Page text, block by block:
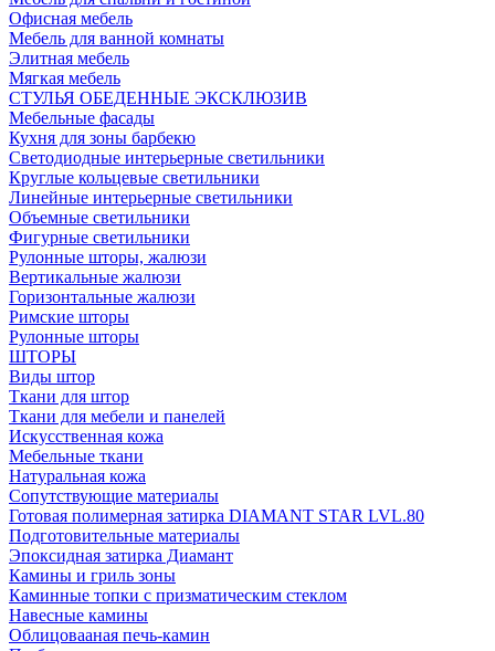
Офисная мебель
Мебель для ванной комнаты
Элитная мебель
Мягкая мебель
СТУЛЬЯ ОБЕДЕННЫЕ ЭКСКЛЮЗИВ
Мебельные фасады
Кухня для зоны барбекю
Светодиодные интерьерные светильники
Круглые кольцевые светильники
Линейные интерьерные светильники
Объемные светильники
Фигурные светильники
Рулонные шторы, жалюзи
Вертикальные жалюзи
Горизонтальные жалюзи
Римские шторы
Рулонные шторы
ШТОРЫ
Виды штор
Ткани для штор
Ткани для мебели и панелей
Искусственная кожа
Мебельные ткани
Натуральная кожа
Сопутствующие материалы
Готовая полимерная затирка DIAMANT STAR LVL.80
Подготовительные материалы
Эпоксидная затирка Диамант
Камины и гриль зоны
Каминные топки с призматическим стеклом
Навесные камины
Облицовааная печь-камин